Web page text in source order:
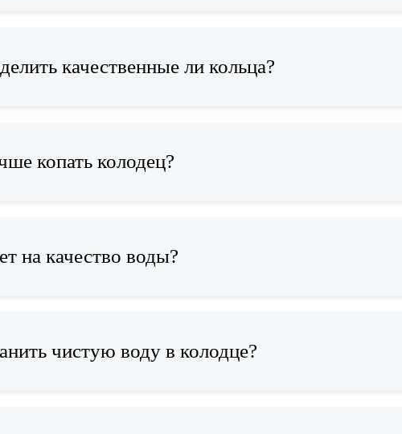
качественные ли кольца?
копать колодец?
на качество воды?
чистую воду в колодце?